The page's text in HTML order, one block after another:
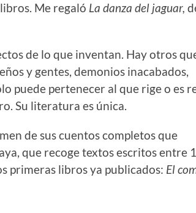
Me regaló La danza del jaguar,
de lo que inventan. Hay otros
y gentes, demonios inacabados,
puede pertenecer al que rige o es
Su literatura es única.
de sus cuentos completos que
que recoge textos escritos entre
primeras libros ya publicados: El